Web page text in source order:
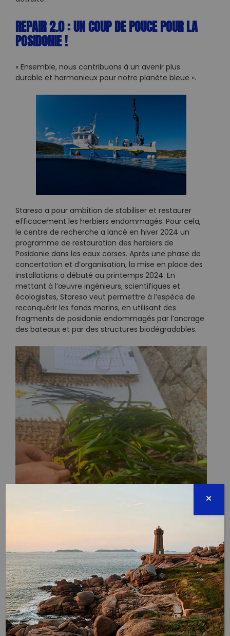
REPAIR 2.0 : UN COUP DE POUCE POUR LA
POSIDONIE !
« Ensemble, nous contribuons à un avenir plus
durable et harmonieux pour notre planète bleue ».
Stareso a pour ambition de stabiliser et restaurer
efficacement les herbiers endommagés. Pour cela,
le centre de recherche a lancé en hiver 2024 un
programme de restauration des herbiers de
Posidonie dans les eaux corses. Après une phase de
concertation et d’organisation, la mise en place des
installations a débuté au printemps 2024. En
mettant à l’œuvre ingénieurs, scientifiques et
écologistes, Stareso veut permettre à l’espèce de
reconquérir les fonds marins, en utilisant des
fragments de posidonie endommagés par l’ancrage
des bateaux et par des structures biodégradables.
Dans ces prairies sous-marines, des plongeurs